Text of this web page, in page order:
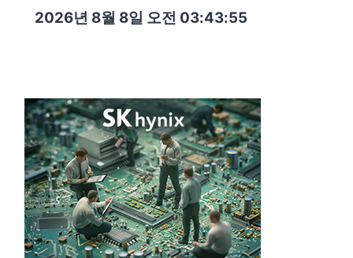
2026년 8월 8일 오전 03:43:57